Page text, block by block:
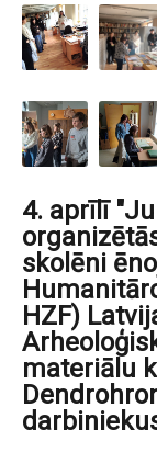
4. aprīlī
skolēni
HZF)
materiālu